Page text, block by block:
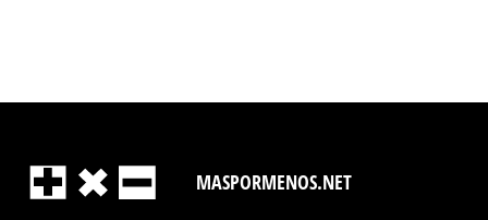
MASPORMENOS.NET